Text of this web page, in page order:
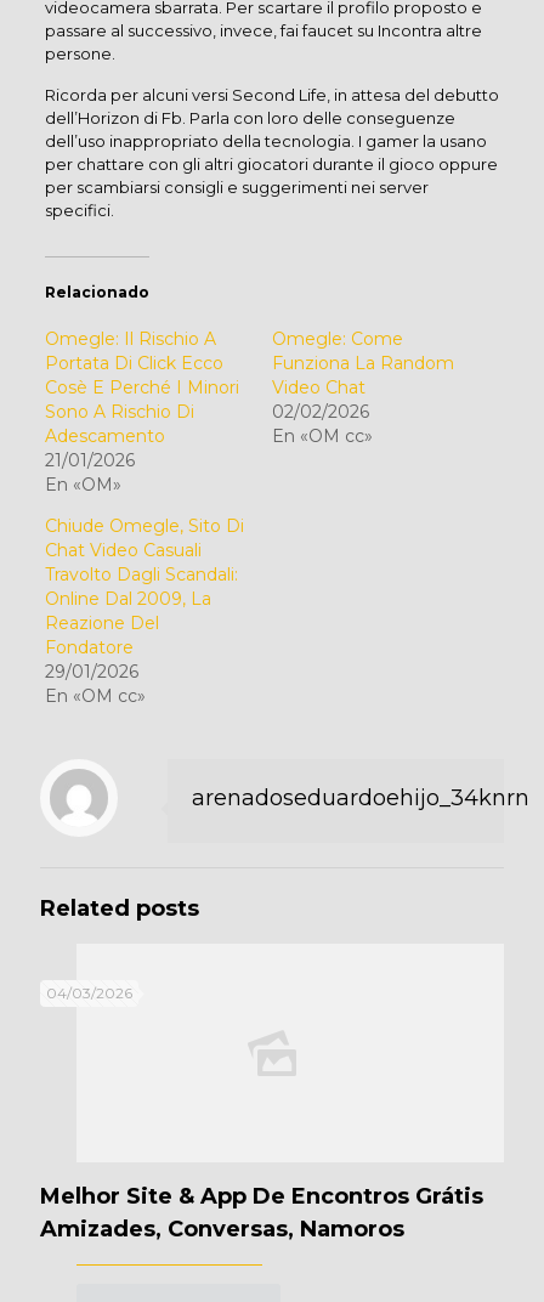
videocamera sbarrata. Per scartare il profilo proposto e
passare al successivo, invece, fai faucet su Incontra altre
persone.
Ricorda per alcuni versi Second Life, in attesa del debutto
dell’Horizon di Fb. Parla con loro delle conseguenze
dell’uso inappropriato della tecnologia. I gamer la usano
per chattare con gli altri giocatori durante il gioco oppure
per scambiarsi consigli e suggerimenti nei server
specifici.
Relacionado
Omegle: Il Rischio A
Portata Di Click Ecco
Cosè E Perché I Minori
Sono A Rischio Di
Adescamento
21/01/2026
En «OM»
Omegle: Come
Funziona La Random
Video Chat
02/02/2026
En «OM cc»
Chiude Omegle, Sito Di
Chat Video Casuali
Travolto Dagli Scandali:
Online Dal 2009, La
Reazione Del
Fondatore
29/01/2026
En «OM cc»
arenadoseduardoehijo_34knrn
Related posts
04/03/2026
Melhor Site & App De Encontros Grátis
Amizades, Conversas, Namoros